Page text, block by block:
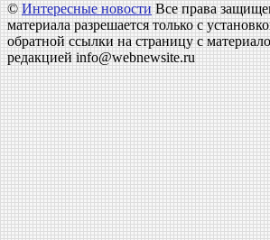
©Интересные новостиВсе права
материала разрешается только с
обратной ссылки на страницу с
редакцией info@webnewsite.ru